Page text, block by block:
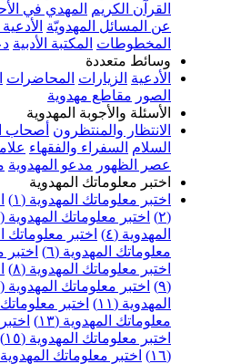
المهدي في الأحاديث أجوبة
المسائل المهدويّة الأدعية والزيارات
المكتبة الأدبية دعوى اليماني
متعددة
الزيارات المحاضرات المراثي
مقاطع مهدوية
والأجوبة المهدوية
والمنتظرون أصحاب الإمام المهدي
السفراء والفقهاء علامات الظهور
مدعو المهدوية متفرقة جميع
معلوماتك المهدوية
معلوماتك المهدوية (١)
اختبر
اختبر معلوماتك المهدوية (٣)
اختبر
اختبر معلوماتك المهدوية (٥)
المهدوية (٦)
اختبر معلوماتك
معلوماتك المهدوية (٨)
اختبر
اختبر معلوماتك المهدوية (١٠)
اختبر
اختبر معلوماتك المهدوية (١٢)
المهدوية (١٣)
اختبر معلوماتك
معلوماتك المهدوية (١٥)
اختبر
اختبر معلوماتك المهدوية (١٧)
اختبر